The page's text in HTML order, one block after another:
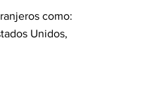
como:
Unidos,